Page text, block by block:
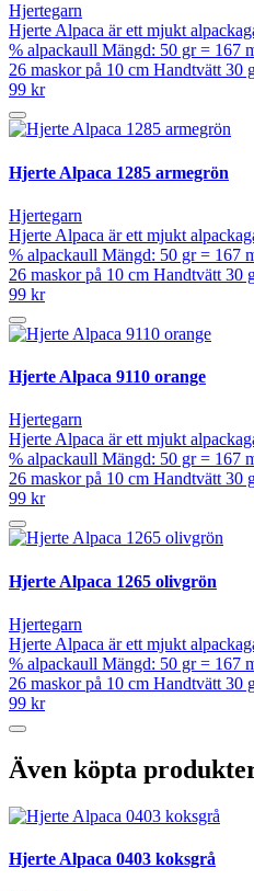
Hjertegarn
Hjerte Alpaca är ett mjukt
% alpackaull Mängd: 50 gr = 167
26 maskor på 10 cm Handtvätt 30
99 kr
Hjerte Alpaca 1285 armegrön
Hjertegarn
Hjerte Alpaca är ett mjukt
% alpackaull Mängd: 50 gr = 167
26 maskor på 10 cm Handtvätt 30
99 kr
Hjerte Alpaca 9110 orange
Hjertegarn
Hjerte Alpaca är ett mjukt
% alpackaull Mängd: 50 gr = 167
26 maskor på 10 cm Handtvätt 30
99 kr
Hjerte Alpaca 1265 olivgrön
Hjertegarn
Hjerte Alpaca är ett mjukt
% alpackaull Mängd: 50 gr = 167
26 maskor på 10 cm Handtvätt 30
99 kr
Även köpta
Hjerte Alpaca 0403 koksgrå